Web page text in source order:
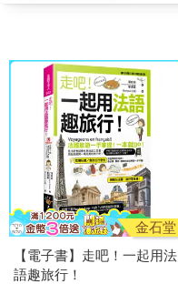
金石堂
【電子書】走吧！一起用法
語趣旅行！